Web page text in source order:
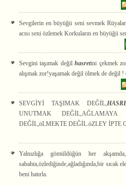
Sevgilerin en büyüğü seni sevmek
acısı seni özlemek Korkuların en büyüğü
Sevgini taşımak değilhasretini çekmek
alışmak zor!yaşamak değil ölmek de değil
SEVGİYİ TAŞIMAK DEĞİL,
UNUTMAK DEĞİL,AĞLAMAYA
DEĞİL,öLMEKTE DEĞİL.öZLEY İPTE
Yalnızlığa gömüldüğün her
sabahta,özlediğinde,ağladığında,bir sıcak ele
beni hatırla.